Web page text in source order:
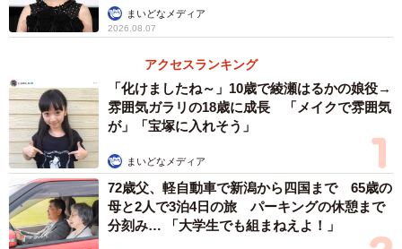
位「小島陽菜」さんがランクインしたそうです。
まいどなメディア
2026.08.07
アクセスランキング
「化けましたね～」10歳で綾瀬はるかの娘役→
雰囲気ガラリの18歳に成長 「メイクで雰囲気
が」「宝塚に入れそう」
まいどなメディア
72歳父、軽自動車で新潟から四国まで 65歳の
母と2人で3泊4日の旅 パーキングの休憩まで
分刻み… 「大学生でも組まねえよ！」